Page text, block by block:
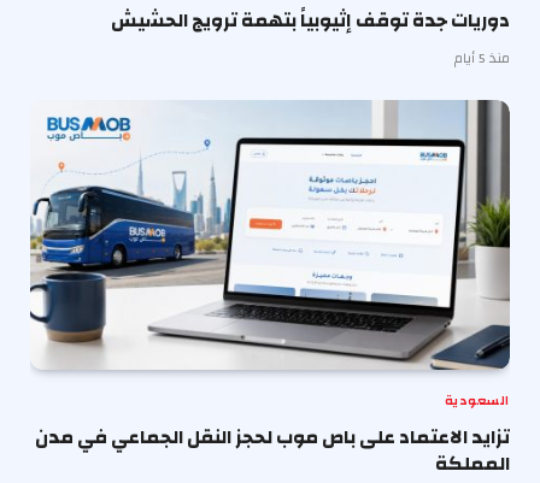
دوريات جدة توقف إثيوبياً بتهمة ترويج الحشيش
منذ 5 أيام
السعودية
تزايد الاعتماد على باص موب لحجز النقل الجماعي في مدن
المملكة